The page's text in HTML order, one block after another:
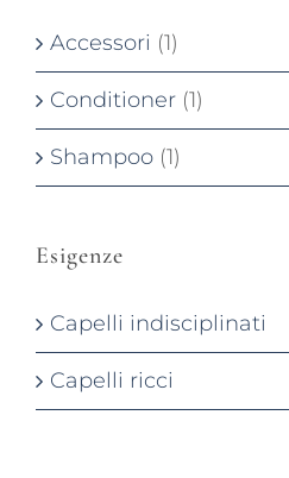
Accessori (1)
Conditioner (1)
Shampoo (1)
Esigenze
Capelli indisciplinati
Capelli ricci